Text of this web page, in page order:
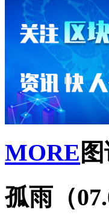
MORE
孤雨（